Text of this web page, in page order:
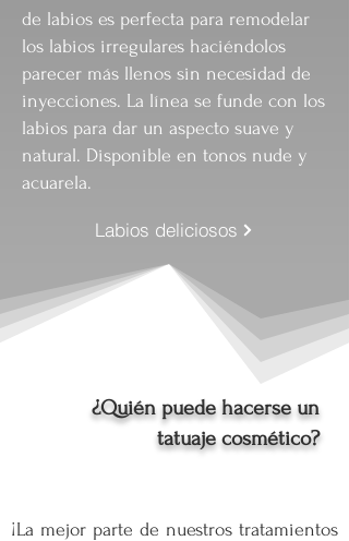
de labios es perfecta para remodelar
los labios irregulares haciéndolos
parecer más llenos sin necesidad de
inyecciones. La línea se funde con los
labios para dar un aspecto suave y
natural. Disponible en tonos nude y
acuarela.
Labios deliciosos
¿Quién puede hacerse un
tatuaje cosmético?
¡La mejor parte de nuestros tratamientos